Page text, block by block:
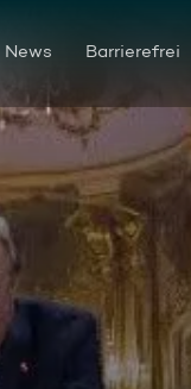
News Barrierefrei